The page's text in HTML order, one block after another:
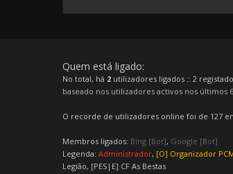
Quem está ligado:
No total, há 2 utilizadores ligados :: 2
baseado nos utilizadores activos nos últimos
O recorde de utilizadores online foi de 127
Membros ligados: Bing [Bot], Google [Bot]
Legenda: Administrador, [O] Organizador
Legião, [PES|E] CF As Bestas